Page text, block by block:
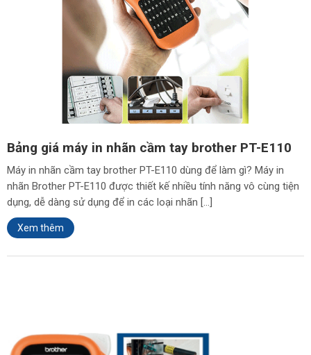
Bảng giá máy in nhãn cầm tay brother PT-E110
Máy in nhãn cầm tay brother PT-E110 dùng để làm gì? Máy in
nhãn Brother PT-E110 được thiết kế nhiều tính năng vô cùng tiện
dụng, dễ dàng sử dụng để in các loại nhãn […]
Xem thêm